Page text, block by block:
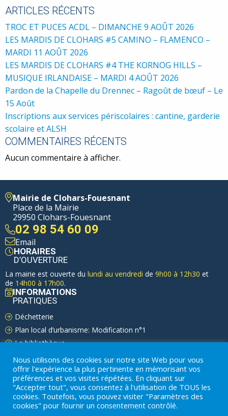
ARTICLES RÉCENTS
TROC ET PUCES ACDL – DIMANCHE 9 AOÛT 2026
LES MARDIS DE CLOHARS #5 CAMINO – FLAMENCO –
MARDI 11 AOÛT 2026
LES MARDIS DE CLOHARS #4 THE KORNOG HILLS –
MUSIQUE IRLANDAISE – MARDI 4 AOÛT 2026
Pardon de la Chapelle du Drennec – Ragoût de bœuf – Le
15 Août
Inscriptions aux services périscolaires : cantine, garderie
scolaire et ALSH
COMMENTAIRES RÉCENTS
Aucun commentaire à afficher.
Mairie de Clohars-Fouesnant
Place de la Mairie
29950 Clohars-Fouesnant
02 98 54 60 09
Email
HORAIRES
D’OUVERTURE
La mairie est ouverte du lundi au vendredi de 9h00 à 12h30 et
de 14h00 à 17h00.
INFORMATIONS
PRATIQUES
Déchetterie
Plan local d’urbanisme: Modification n°1
La bibliothèque
COMMUNAUTÉ DE COMMUNES DU PAYS FOUESNANTAIS
Nous utilisons des cookies sur notre site Web pour vous
offrir l'expérience la plus pertinente en mémorisant vos
préférences et vos visites répétées. En cliquant sur
"Accepter tout", vous consentez à l'utilisation de TOUS les
cookies. Toutefois, vous pouvez visiter "Paramètres des
cookies" pour fournir un consentement contrôlé.